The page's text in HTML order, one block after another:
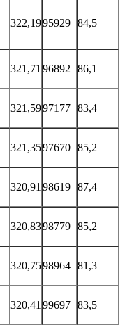
322,1995929 84,5
321,7196892 86,1
321,5997177 83,4
321,3597670 85,2
320,9198619 87,4
320,8398779 85,2
320,7598964 81,3
320,4199697 83,5